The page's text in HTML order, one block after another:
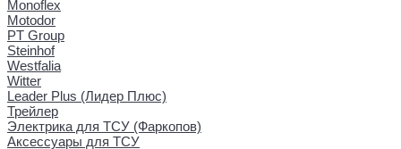
Monoflex
Motodor
PT Group
Steinhof
Westfalia
Witter
Leader Plus (Лидер Плюс)
Трейлер
Электрика для ТСУ (Фаркопов)
Аксессуары для ТСУ